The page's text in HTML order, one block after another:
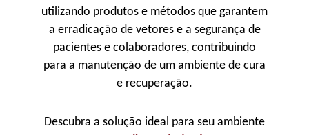
utilizando produtos e métodos que garantem
a erradicação de vetores e a segurança de
pacientes e colaboradores, contribuindo
para a manutenção de um ambiente de cura
e recuperação.
Descubra a solução ideal para seu ambiente